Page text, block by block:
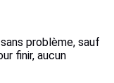
problème, sauf
finir, aucun